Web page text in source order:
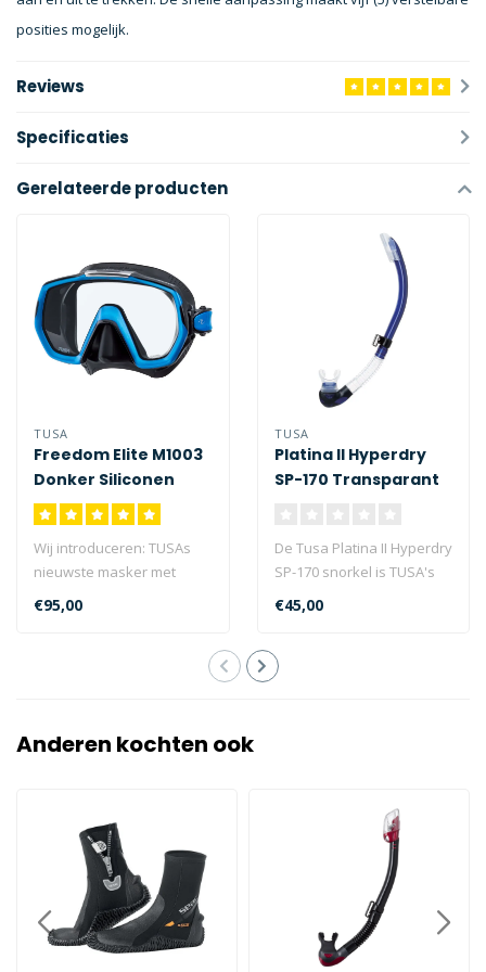
posities mogelijk.
Reviews
Specificaties
Gerelateerde producten
TUSA
Freedom Elite M1003
Donker Siliconen
Wij introduceren: TUSAs
nieuwste masker met
Freedom Technology:
€95,00
TUSA
Platina II Hyperdry
SP-170 Transparant
De Tusa Platina II Hyperdry
SP-170 snorkel is TUSA's
eerste semi-droge snorkel
€45,00
Anderen kochten ook